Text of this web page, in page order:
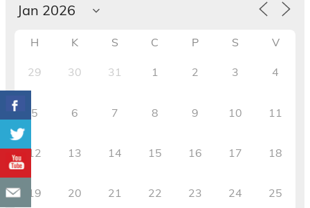
H K S C P S V
29 30 31 1 2 3 4
5 6 7 8 9 10 11
12 13 14 15 16 17 18
19 20 21 22 23 24 25